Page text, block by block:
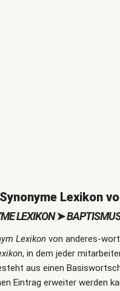
Lexikon
LEXIKON➤
Lexikonvon anderes-
, in dem jeder
aus einen
Eintrag erweiter werden